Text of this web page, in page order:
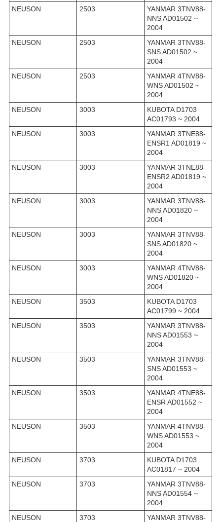
NEUSON 2503
YANMAR 3TNV88-
NNS AD01502 ~
2004
NEUSON
2503
YANMAR 3TNV88-
SNS AD01502 ~
2004
NEUSON
2503
YANMAR 4TNV88-
WNS AD01502 ~
2004
NEUSON
3003
KUBOTA D1703
AC01793 ~ 2004
NEUSON
3003
YANMAR 3TNE88-
ENSR1 AD01819 ~
2004
NEUSON
3003
YANMAR 3TNE88-
ENSR2 AD01819 ~
2004
NEUSON
3003
YANMAR 3TNV88-
NNS AD01820 ~
2004
NEUSON
3003
YANMAR 3TNV88-
SNS AD01820 ~
2004
NEUSON
3003
YANMAR 4TNV88-
WNS AD01820 ~
2004
NEUSON
3503
KUBOTA D1703
AC01799 ~ 2004
NEUSON
3503
YANMAR 3TNV88-
NNS AD01553 ~
2004
NEUSON
3503
YANMAR 3TNV88-
SNS AD01553 ~
2004
NEUSON
3503
YANMAR 4TNE88-
ENSR AD01552 ~
2004
NEUSON
3503
YANMAR 4TNV88-
WNS AD01553 ~
2004
NEUSON
3703
KUBOTA D1703
AC01817 ~ 2004
NEUSON
3703
YANMAR 3TNV88-
NNS AD01554 ~
2004
NEUSON
3703
YANMAR 3TNV88-